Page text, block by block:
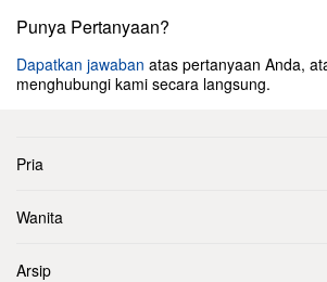
Punya Pertanyaan?
Dapatkan jawaban atas pertanyaan Anda,
menghubungi kami secara langsung.
Pria
Wanita
Arsip